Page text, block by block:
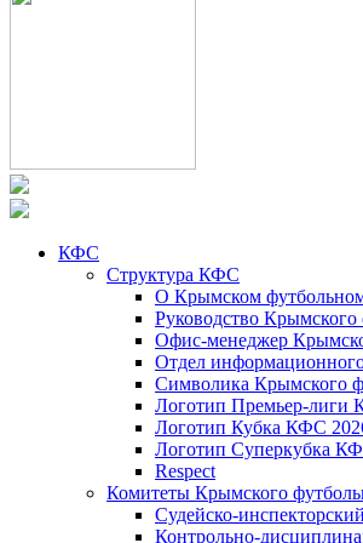
КФС
Структура КФС
О Крымском
Руководство Крымского
Офис-менеджер
Отдел
Символика Крымского
Логотип Премьер-лиги
Логотип Кубка КФС
Логотип Суперкубка
Respect
Комитеты Крымского
Судейско-
Контрольно-